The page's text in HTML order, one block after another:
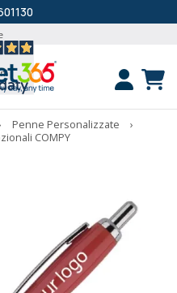
Penne Personalizzate
›
COMPY